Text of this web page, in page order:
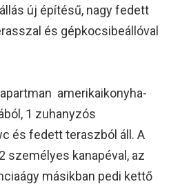
új építésű, nagy fedett
és gépkocsibeállóval
amerikaikonyha-
1 zuhanyzós
és fedett teraszból áll. A
személyes kanapéval, az
másikban pedi kettő